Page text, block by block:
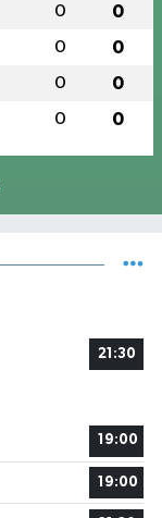
0 0
0 0
0 0
0 0
21:30
19:00
19:00